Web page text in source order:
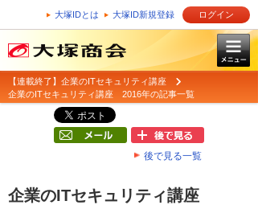
大塚IDとは 大塚ID新規登録 ログイン
【連載終了】企業のITセキュリティ講座
企業のITセキュリティ講座 2016年の記事一覧
後で見る一覧
企業のITセキュリティ講座